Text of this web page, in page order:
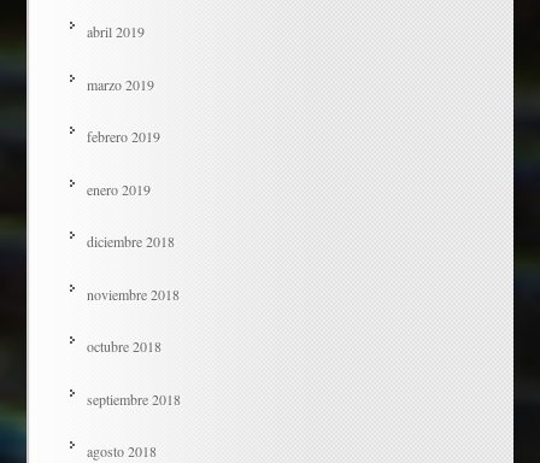
abril 2019
marzo 2019
febrero 2019
enero 2019
diciembre 2018
noviembre 2018
octubre 2018
septiembre 2018
agosto 2018